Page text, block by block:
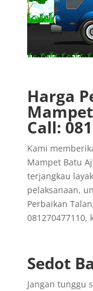
Harga
Call:
Kami
Mampet Batu
terjangkau
pelaksanaan,
Perbaikan
081270477110,
Sedot
Jangan tunggu